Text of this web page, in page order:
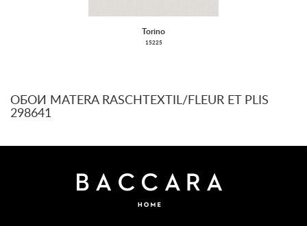
Torino
15225
ОБОИ MATERA RASCHTEXTIL/FLEUR ET PLIS
298641